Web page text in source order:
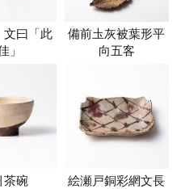
曰「此
」
備前圡灰被葉形平
向五客
茶碗
絵瀬戸銅彩網文長